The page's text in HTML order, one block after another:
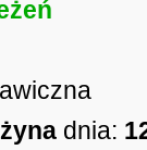
dnia: